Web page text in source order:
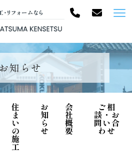
知らせ
住
ま
い
の
施
工
お
知
ら
せ
会
社
概
要
ご相
談・お
問い合
わせ